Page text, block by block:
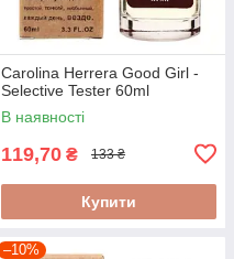
Carolina Herrera Good Girl -
Selective Tester 60ml
В наявності
119,70 ₴ 133 ₴
Купити
–10%